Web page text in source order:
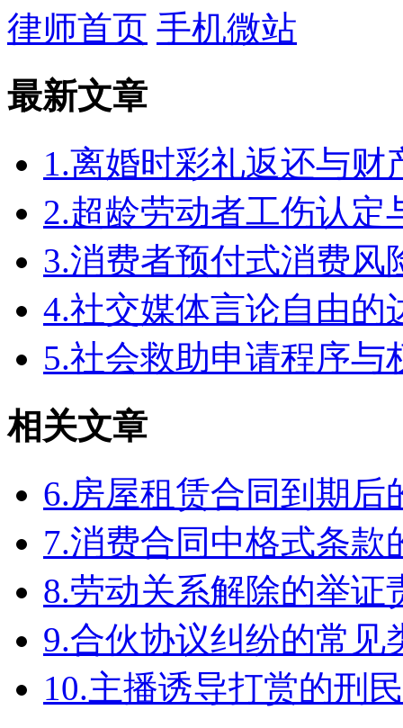
律师首页 手机微站
最新文章
1.离婚时彩礼返还与财
2.超龄劳动者工伤认定
3.消费者预付式消费风
4.社交媒体言论自由
5.社会救助申请程序与
相关文章
6.房屋租赁合同到期后
7.消费合同中格式条款
8.劳动关系解除的举证
9.合伙协议纠纷的常见
10.主播诱导打赏的刑